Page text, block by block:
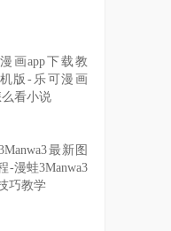
画app下载教
版-乐可漫画
么看小说
最新图
-漫蛙3Manwa3
巧教学